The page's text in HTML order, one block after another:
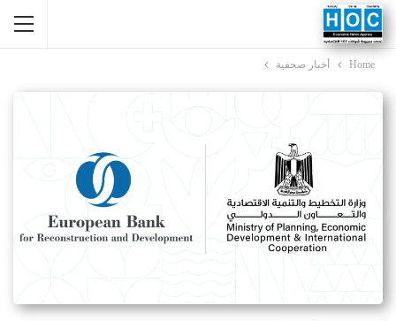
Home أخبار صحفية